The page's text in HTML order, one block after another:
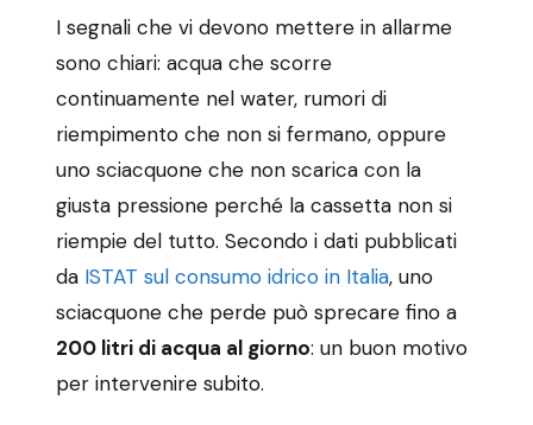
I segnali che vi devono mettere in allarme
sono chiari: acqua che scorre
continuamente nel water, rumori di
riempimento che non si fermano, oppure
uno sciacquone che non scarica con la
giusta pressione perché la cassetta non si
riempie del tutto. Secondo i dati pubblicati
da ISTAT sul consumo idrico in Italia, uno
sciacquone che perde può sprecare fino a
200 litri di acqua al giorno: un buon motivo
per intervenire subito.